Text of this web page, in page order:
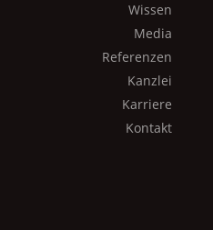
Wissen
Media
Referenzen
Kanzlei
Karriere
Kontakt